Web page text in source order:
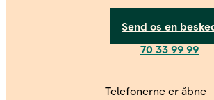
Send os en
70 33 99 99
Telefonerne er åbne